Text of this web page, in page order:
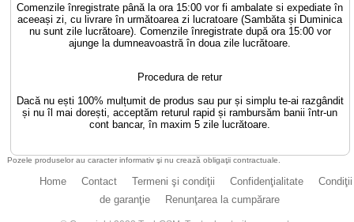
Comenzile înregistrate până la ora 15:00 vor fi ambalate si expediate în
aceeași zi, cu livrare în următoarea zi lucratoare (Sambăta și Duminica
nu sunt zile lucrătoare). Comenzile înregistrate după ora 15:00 vor
ajunge la dumneavoastră în doua zile lucrătoare.
Procedura de retur
Dacă nu ești 100% mulțumit de produs sau pur și simplu te-ai razgândit
și nu îl mai dorești, acceptăm returul rapid și rambursăm banii într-un
cont bancar, în maxim 5 zile lucrătoare.
Pozele produselor au caracter informativ şi nu crează obligaţii contractuale.
Home Contact Termeni şi condiţii Confidenţialitate
Condiţii
de garanţie
Renunţarea la cumpărare